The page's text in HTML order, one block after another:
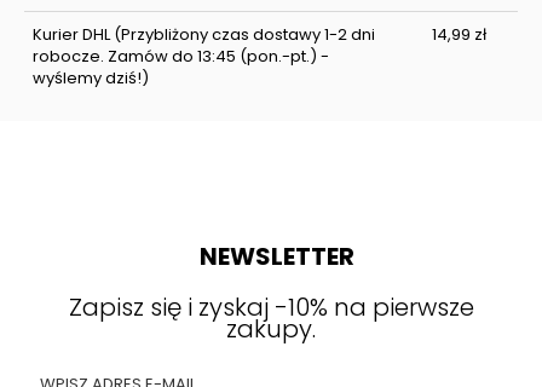
Kurier DHL(Przybliżony czas dostawy 1-2 dni
robocze. Zamów do 13:45 (pon.-pt.) -
wyślemy dziś!)
14,99 zł
NEWSLETTER
Zapisz się i zyskaj -10% na pierwsze
zakupy.